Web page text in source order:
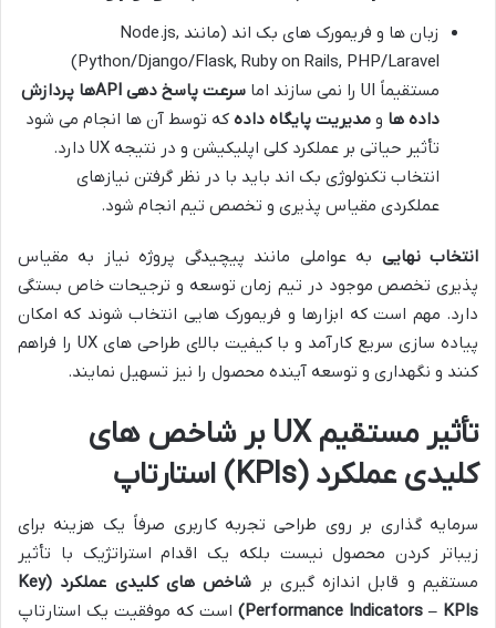
زبان ها و فریمورک های بک اند (مانند Node.js,
Python/Django/Flask, Ruby on Rails, PHP/Laravel)
مستقیماً UI را نمی سازند اما
سرعت پاسخ دهی ها پردازش
داده ها و مدیریت پایگاه داده که توسط آن ها انجام می شود
تأثیر حیاتی بر عملکرد کلی اپلیکیشن و در نتیجه UX دارد.
انتخاب تکنولوژی بک اند باید با در نظر گرفتن نیازهای
عملکردی مقیاس پذیری و تخصص تیم انجام شود.
انتخاب نهایی به عواملی مانند پیچیدگی پروژه نیاز به مقیاس
پذیری تخصص موجود در تیم زمان توسعه و ترجیحات خاص بستگی
دارد. مهم است که ابزارها و فریمورک هایی انتخاب شوند که امکان
پیاده سازی سریع کارآمد و با کیفیت بالای طراحی های UX را فراهم
کنند و نگهداری و توسعه آینده محصول را نیز تسهیل نمایند.
تأثیر مستقیم UX بر شاخص های
کلیدی عملکرد (KPIs) استارتاپ
سرمایه گذاری بر روی طراحی تجربه کاربری صرفاً یک هزینه برای
زیباتر کردن محصول نیست بلکه یک اقدام استراتژیک با تأثیر
مستقیم و قابل اندازه گیری بر شاخص های کلیدی عملکرد
(Key
Performance Indicators – KPIs)
است که موفقیت یک استارتاپ